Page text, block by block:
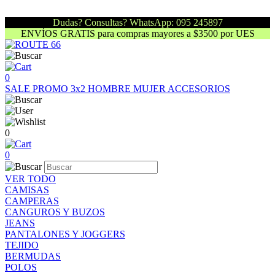
Dudas? Consultas? WhatsApp: 095 245897
ENVÍOS GRATIS para compras mayores a $3500 por UES
0
SALE PROMO 3x2 HOMBRE MUJER ACCESORIOS
0
0
VER TODO
CAMISAS
CAMPERAS
CANGUROS Y BUZOS
JEANS
PANTALONES Y JOGGERS
TEJIDO
BERMUDAS
POLOS